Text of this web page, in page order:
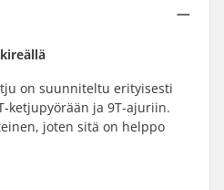
on suunniteltu erityisesti
ketjupyörään ja 9T-ajuriin.
joten sitä on helppo